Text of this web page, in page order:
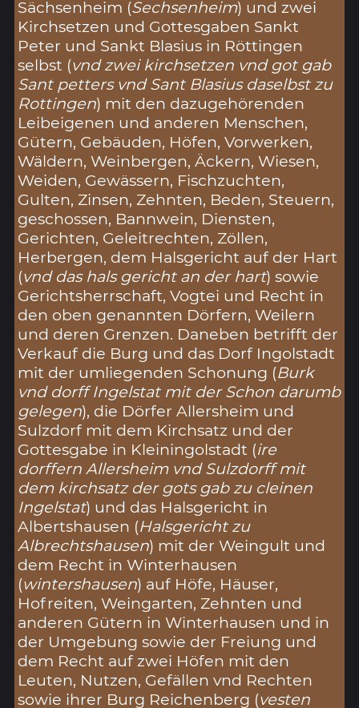
Sächsenheim (Sechsenheim) und zwei
Kirchsetzen und Gottesgaben Sankt
Peter und Sankt Blasius in Röttingen
selbst (vnd zwei kirchsetzen vnd got gab
Sant petters vnd Sant Blasius daselbst zu
Rottingen) mit den dazugehörenden
Leibeigenen und anderen Menschen,
Gütern, Gebäuden, Höfen, Vorwerken,
Wäldern, Weinbergen, Äckern, Wiesen,
Weiden, Gewässern, Fischzuchten,
Gulten, Zinsen, Zehnten, Beden, Steuern,
geschossen, Bannwein, Diensten,
Gerichten, Geleitrechten, Zöllen,
Herbergen, dem Halsgericht auf der Hart
(vnd das hals gericht an der hart) sowie
Gerichtsherrschaft, Vogtei und Recht in
den oben genannten Dörfern, Weilern
und deren Grenzen. Daneben betrifft der
Verkauf die Burg und das Dorf Ingolstadt
mit der umliegenden Schonung (Burk
vnd dorff Ingelstat mit der Schon darumb
gelegen), die Dörfer Allersheim und
Sulzdorf mit dem Kirchsatz und der
Gottesgabe in Kleiningolstadt (ire
dorffern Allersheim vnd Sulzdorff mit
dem kirchsatz der gots gab zu cleinen
Ingelstat) und das Halsgericht in
Albertshausen (Halsgericht zu
Albrechtshausen) mit der Weingult und
dem Recht in Winterhausen
(wintershausen) auf Höfe, Häuser,
Hofreiten, Weingarten, Zehnten und
anderen Gütern in Winterhausen und in
der Umgebung sowie der Freiung und
dem Recht auf zwei Höfen mit den
Leuten, Nutzen, Gefällen vnd Rechten
sowie ihrer Burg Reichenberg (vesten